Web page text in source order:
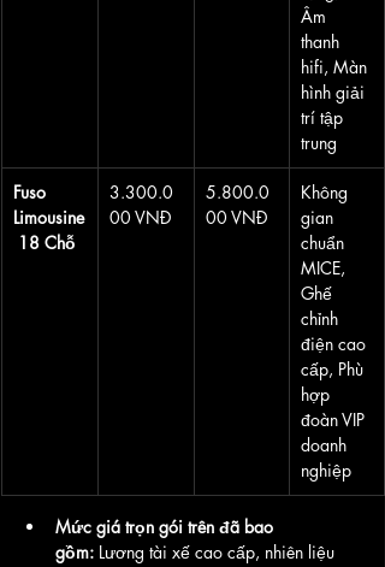
Âm
thanh
hifi, Màn
hình giải
trí tập
trung
Fuso
Limousine
18 Chỗ
3.300.0
00 VNĐ
5.800.0
00 VNĐ
Không
gian
chuẩn
MICE,
Ghế
chỉnh
điện cao
cấp, Phù
hợp
đoàn VIP
doanh
nghiệp
Mức giá trọn gói trên đã bao
gồm: Lương tài xế cao cấp, nhiên liệu